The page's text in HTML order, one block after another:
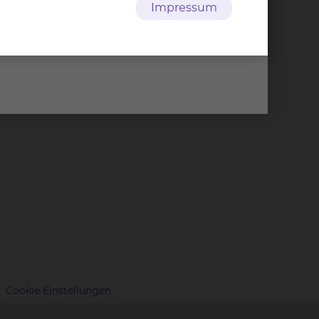
Cookie Einstellungen
Impressum